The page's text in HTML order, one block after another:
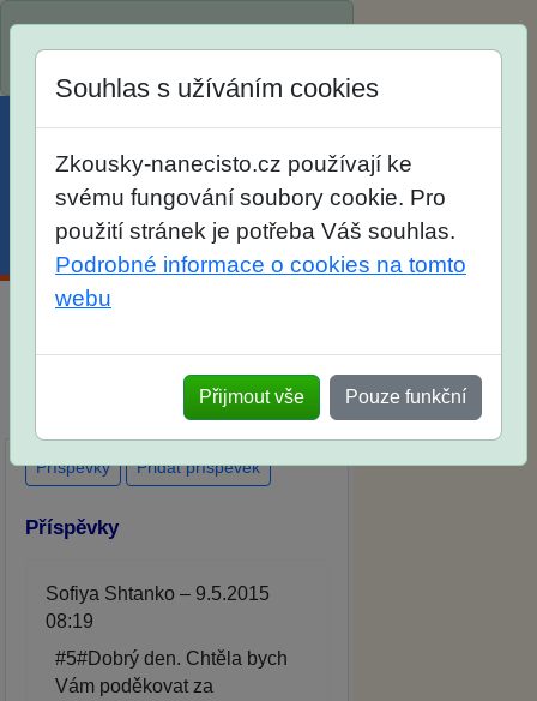
Menu Účet Košík
na SŠ? Vaše ohlasy po skutečných
přijímacích zkouškách
Souhlas s užíváním cookies
Zkousky-nanecisto.cz používají ke
svému fungování soubory cookie. Pro
použití stránek je potřeba Váš souhlas.
Podrobné informace o cookies na tomto
webu
Přijmout vše Pouze funkční
Příspěvky Přidat příspěvek
Příspěvky
Sofiya Shtanko – 9.5.2015
08:19
#5#Dobrý den. Chtěla bych
Vám poděkovat za